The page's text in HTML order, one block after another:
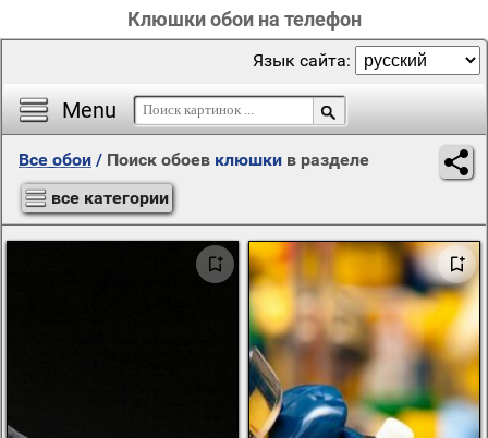
Клюшки обои на телефон
Menu
Язык сайта:
Все обои / Поиск обоев клюшки в разделе
все категории